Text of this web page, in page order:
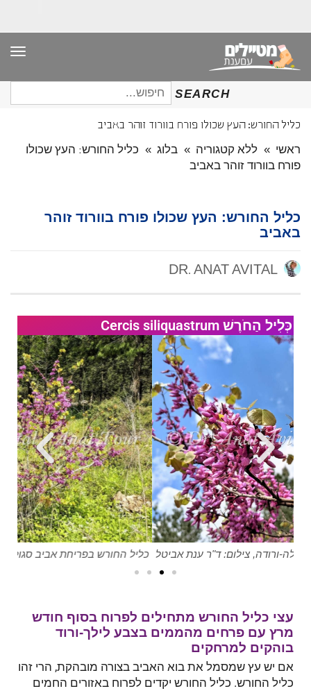
SEARCH
חיפוש
עבור:
כליל החורש: העץ שכולו פורח בוורוד זוהר באביב
ראשי » ללא קטגוריה » בלוג » כליל החורש: העץ שכולו
פורח בוורוד זוהר באביב
כליל החורש: העץ שכולו פורח בוורוד זוהר
באביב
כְּלִיל הַחֹרֶשׁ Cercis siliquastrum
כליל החורש בפריחת אביב סגולה-ורודה, צילום: ד"ר ענת אביטל
עצי כליל החורש מתחילים לפרוח בסוף חודש
מרץ עם פרחים מהממים בצבע לילך-ורוד
בוהקים למרחקים
אם יש עץ שמסמל את בוא האביב בצורה מובהקת, הרי זהו
כליל החורש. כליל החורש יקדים לפרוח באזורים החמים